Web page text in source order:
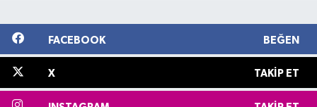
FACEBOOK BEĞEN
X TAKIP ET